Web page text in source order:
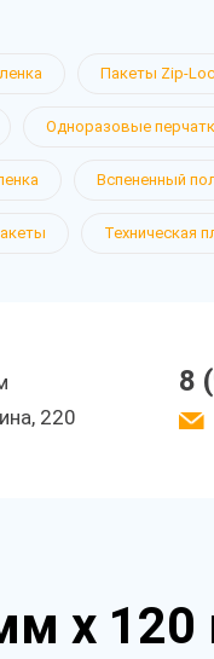
Пакеты Zip-
Одноразовые
Вспененный
Техническая
220
8
х 120